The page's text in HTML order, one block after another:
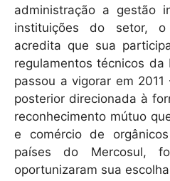
administração a gestão
instituições do setor, o
acredita que sua
regulamentos técnicos
passou a vigorar em
posterior direcionada à
reconhecimento mútuo
e comércio de
países do Mercosul,
oportunizaram sua